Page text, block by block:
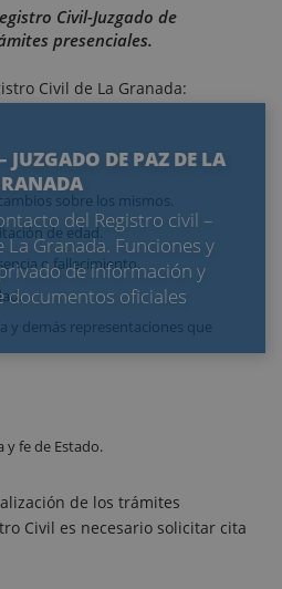
JUZGADO DE PAZ DE LA
del Registro civil –
La Granada. Funciones y
de información y
documentos oficiales
Civil-Juzgado de
presenciales.
Civil de La Granada:
sobre los mismos.
de edad.
o fallecimiento.
y demás representaciones que
y fe de Estado.
de los trámites
Civil es necesario solicitar cita